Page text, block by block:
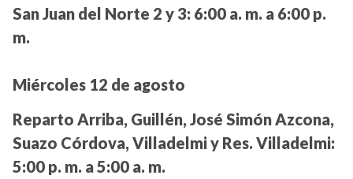
San Juan del Norte 2 y 3: 6:00 a. m. a 6:00 p.
m.
Miércoles 12 de agosto
Reparto Arriba, Guillén, José Simón Azcona,
Suazo Córdova, Villadelmi y Res. Villadelmi:
5:00 p. m. a 5:00 a. m.